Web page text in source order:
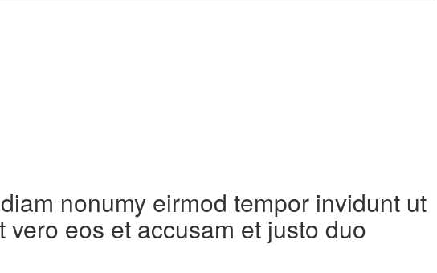
nonumy eirmod tempor invidunt ut
eos et accusam et justo duo